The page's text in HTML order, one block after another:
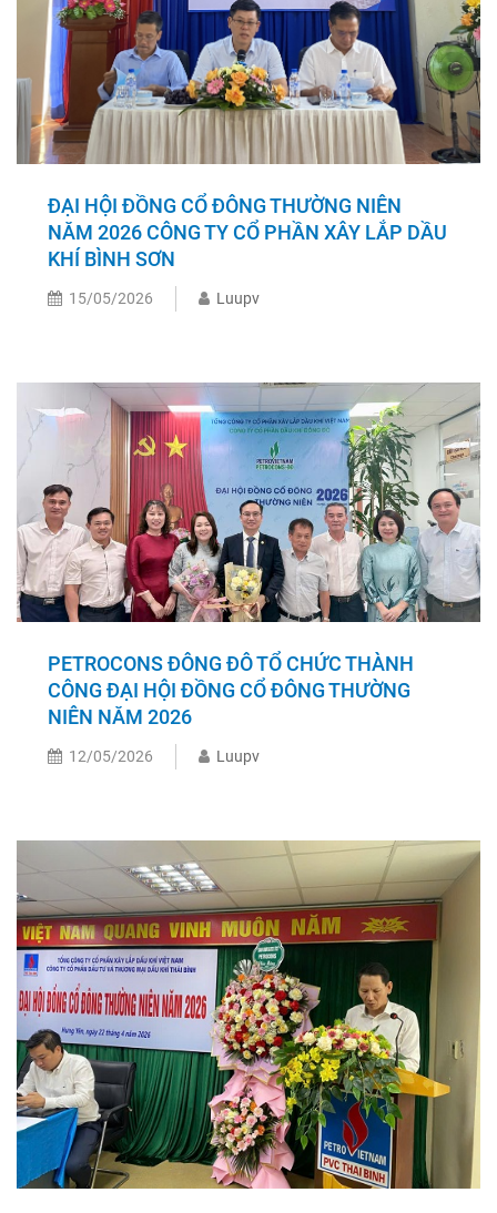
ĐẠI HỘI ĐỒNG CỔ ĐÔNG THƯỜNG NIÊN
NĂM 2026 CÔNG TY CỔ PHẦN XÂY LẮP DẦU
KHÍ BÌNH SƠN
15/05/2026 Luupv
PETROCONS ĐÔNG ĐÔ TỔ CHỨC THÀNH
CÔNG ĐẠI HỘI ĐỒNG CỔ ĐÔNG THƯỜNG
NIÊN NĂM 2026
12/05/2026 Luupv